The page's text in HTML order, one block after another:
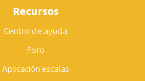
Recursos
Centro de ayuda
Foro
Aplicación escalas